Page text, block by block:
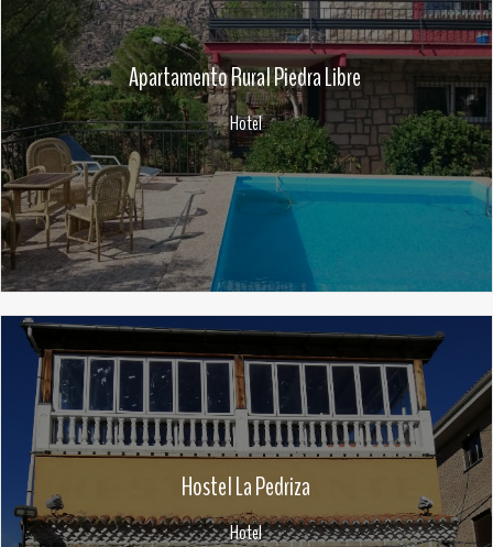
Apartamento Rural Piedra Libre
Hotel
Hostel La Pedriza
Hotel